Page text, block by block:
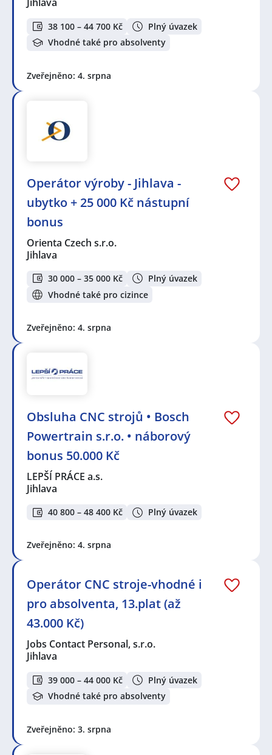
Jihlava
38 100 – 44 700 Kč
Plný úvazek
Vhodné také pro absolventy
Zveřejněno: 4. srpna
Operátor výroby - Jihlava -
ubytko + 25 000 Kč nástupní
bonus
Orienta Czech s.r.o.
Jihlava
30 000 – 35 000 Kč
Plný úvazek
Vhodné také pro cizince
Zveřejněno: 4. srpna
Obsluha CNC strojů • Bosch
Powertrain s.r.o. • náborový
bonus 50.000 Kč
LEPŠÍ PRÁCE a.s.
Jihlava
40 800 – 48 400 Kč Plný úvazek
Zveřejněno: 4. srpna
Operátor CNC stroje-vhodné i
pro absolventa, 13.plat (až
43.000 Kč)
Jobs Contact Personal, s.r.o.
Jihlava
39 000 – 44 000 Kč
Plný úvazek
Vhodné také pro absolventy
Zveřejněno: 3. srpna